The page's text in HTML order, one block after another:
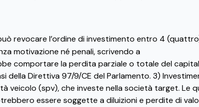
revocare l’ordine di investimento entro 4
motivazione né penali, scrivendo a
comportare la perdita parziale o totale del
della Direttiva 97/9/CE del Parlamento. 3)
veicolo (spv), che investe nella società target. Le
essere soggette a diluizioni e perdite di